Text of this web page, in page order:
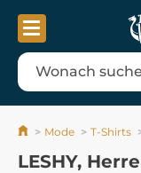
Mode T-Shirts
LESHY,